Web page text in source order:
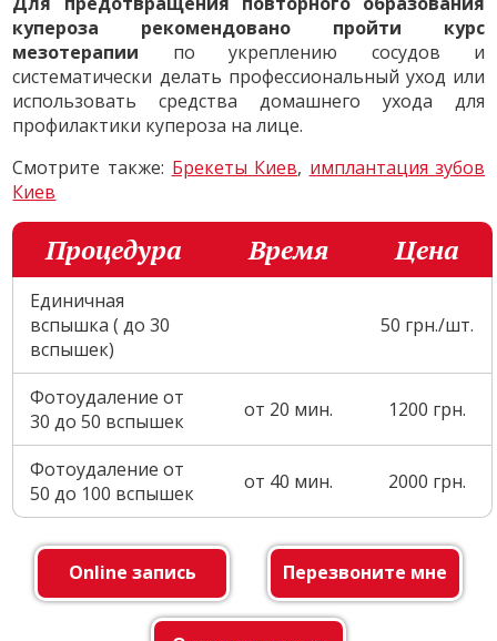
купероза рекомендовано пройти курс
мезотерапии по укреплению сосудов и
систематически делать профессиональный уход или
использовать средства домашнего ухода для
профилактики купероза на лице.
Смотрите также: Брекеты Киев, имплантация зубов
Киев
Процедура Время Цена
Единичная
вспышка ( до 30
вспышек)
50 грн./шт.
Фотоудаление от
30 до 50 вспышек
от 20 мин. 1200 грн.
Фотоудаление от
50 до 100 вспышек
от 40 мин. 2000 грн.
Online запись Перезвоните мне